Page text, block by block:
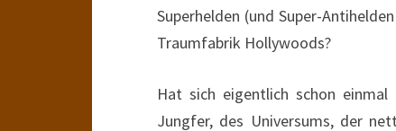
Superhelden (und Super-
Traumfabrik Hollywoods?
Hat sich eigentlich schon
Jungfer, des Universums, der